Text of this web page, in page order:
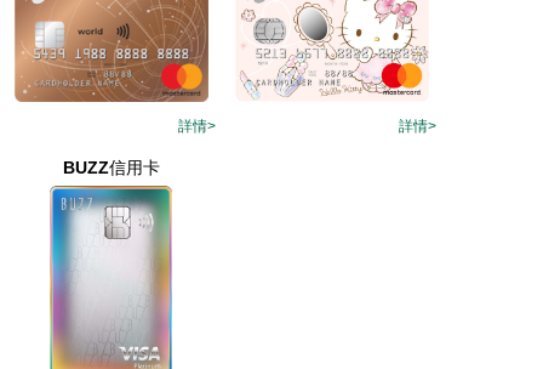
詳情> 詳情>
BUZZ信用卡